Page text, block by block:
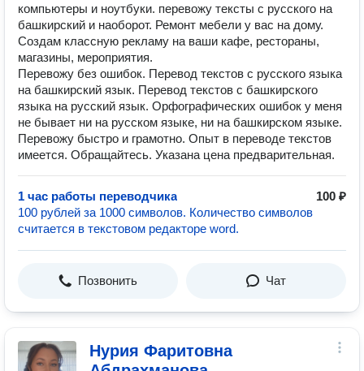
компьютеры и ноутбуки. перевожу тексты с русского на
башкирский и наоборот. Ремонт мебели у вас на дому.
Создам классную рекламу на ваши кафе, рестораны,
магазины, мероприятия.
Перевожу без ошибок. Перевод текстов с русского языка
на башкирский язык. Перевод текстов с башкирского
языка на русский язык. Орфографических ошибок у меня
не бывает ни на русском языке, ни на башкирском языке.
Перевожу быстро и грамотно. Опыт в переводе текстов
имеется. Обращайтесь. Указана цена предварительная.
1 час работы переводчика
100 ₽
100 рублей за 1000 символов. Количество символов
считается в текстовом редакторе word.
Позвонить Чат
Нурия Фаритовна